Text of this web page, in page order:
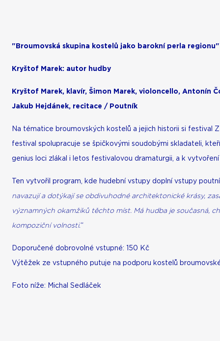
"Broumovská skupina kostelů jako barokní perla regionu"
Kryštof Marek: autor hudby
Kryštof Marek, klavír, Šimon Marek, violoncello, Antonín
Jakub Hejdánek, recitace / Poutník
Na tématice broumovských kostelů a jejich historii si festival
festival spolupracuje se špičkovými soudobými skladateli,
genius loci zlákal i letos festivalovou dramaturgii, a k
Ten vytvořil program, kde hudební vstupy doplní vstupy
navazují a dotýkají se obdivuhodné architektonické krásy,
významných okamžiků těchto míst. Má hudba je současná,
kompoziční volnosti.“
Doporučené dobrovolné vstupné: 150 Kč
Výtěžek ze vstupného putuje na podporu kostelů
Foto níže: Michal Sedláček